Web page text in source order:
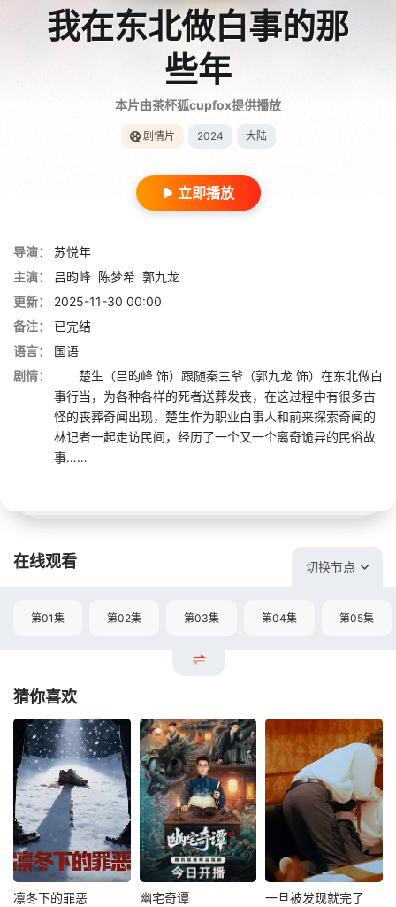
我在东北做白事的那
些年
本片由茶杯狐cupfox提供播放
剧情片 2024 大陆
立即播放
导演：
苏悦年
主演：
吕昀峰 陈梦希 郭九龙
更新：
2025-11-30 00:00
备注：
已完结
语言：
国语
剧情：
楚生（吕昀峰 饰）跟随秦三爷（郭九龙 饰）在东北做白
事行当，为各种各样的死者送葬发丧，在这过程中有很多古
怪的丧葬奇闻出现，楚生作为职业白事人和前来探索奇闻的
林记者一起走访民间，经历了一个又一个离奇诡异的民俗故
事……
在线观看 切换节点
第01集 第02集 第03集 第04集 第05集
猜你喜欢
凛冬下的罪恶 幽宅奇谭 一旦被发现就完了